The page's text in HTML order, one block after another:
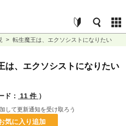
> 転生魔王は、エクソシストになりたい
は、エクソシストになりたい
ド：
11 件 ）
して更新通知を受け取ろう
気に入り追加